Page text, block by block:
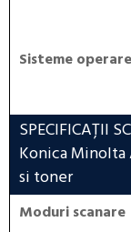
Sisteme operare
SPECIFICAȚII
Konica Minolta
si toner
Moduri scanare